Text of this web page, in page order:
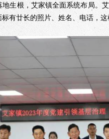
根，艾家镇全面系统布局。
标有廿长的照片、姓名、电话，